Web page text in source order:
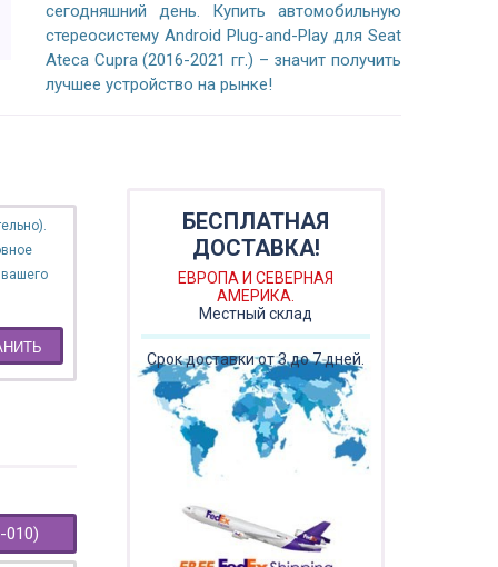
сегодняшний день. Купить автомобильную
стереосистему Android Plug-and-Play для Seat
Ateca Cupra (2016-2021 гг.) – значит получить
лучшее устройство на рынке!
010)
БЕСПЛАТНАЯ
ДОСТАВКА!
ЕВРОПА И СЕВЕРНАЯ
АМЕРИКА.
Местный склад
Срок доставки от 3 до 7 дней.